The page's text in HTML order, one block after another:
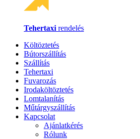
Tehertaxi rendelés
Költöztetés
Bútorszállítás
Szállítás
Tehertaxi
Fuvarozás
Irodaköltöztetés
Lomtalanítás
Műtárgyszállítás
Kapcsolat
Ajánlatkérés
Rólunk